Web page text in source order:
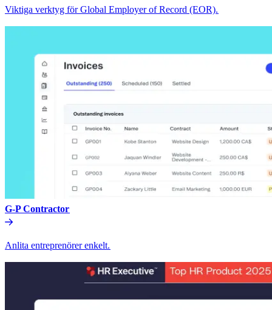
Viktiga verktyg för Global Employer of Record (EOR).​​
G-P Contractor​​
Anlita entreprenörer enkelt.​​